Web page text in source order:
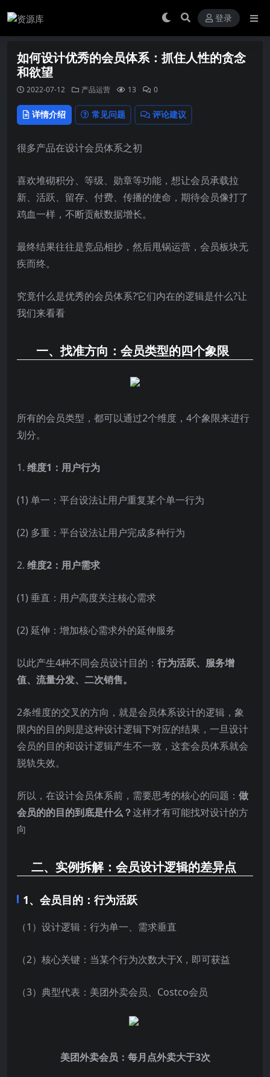
登录
如何设计优秀的会员体系：抓住人性的贪念
和欲望
2022-07-12 产品运营 13 0
详情介绍 常见问题 评论建议
很多产品在设计会员体系之初
喜欢堆砌积分、等级、勋章等功能，想让会员承载拉
新、活跃、留存、付费、传播的使命，期待会员像打了
鸡血一样，不断贡献数据增长。
最终结果往往是竞品相抄，然后甩锅运营，会员板块无
疾而终。
究竟什么是优秀的会员体系?它们内在的逻辑是什么?让
我们来看看
一、 找准方向：会员类型的四个象限
所有的会员类型，都可以通过2个维度，4个象限来进行
划分。
1. 维度1：用户行为
(1) 单一：平台设法让用户重复某个单一行为
(2) 多重：平台设法让用户完成多种行为
2. 维度2：用户需求
(1) 垂直：用户高度关注核心需求
(2) 延伸：增加核心需求外的延伸服务
以此产生4种不同会员设计目的： 行为活跃、服务增
值、流量分发、二次销售。
2条维度的交叉的方向，就是会员体系设计的逻辑，象
限内的目的则是这种设计逻辑下对应的结果，一旦设计
会员的目的和设计逻辑产生不一致，这套会员体系就会
脱轨失效。
所以，在设计会员体系前，需要思考的核心的问题： 做
会员的的目的到底是什么？这样才有可能找对设计的方
向
二、实例拆解：会员设计逻辑的差异点
1、 会员目的：行为活跃
（1）设计逻辑：行为单一、需求垂直
（2）核心关键：当某个行为次数大于X，即可获益
（3）典型代表：美团外卖会员、Costco会员
美团外卖会员：每月点外卖大于3次